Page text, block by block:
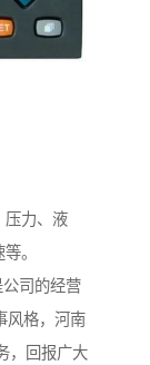
压力、液
。
司的经营
风格，河南
，回报广大